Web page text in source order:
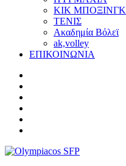
ΚΙΚ ΜΠΟΞΙΝΓΚ
ΤΕΝΙΣ
Ακαδημία Βόλεϊ
ak,volley
ΕΠΙΚΟΙΝΩΝΙΑ